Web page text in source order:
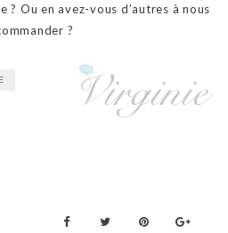
Ou en avez-vous d’autres à nous
?